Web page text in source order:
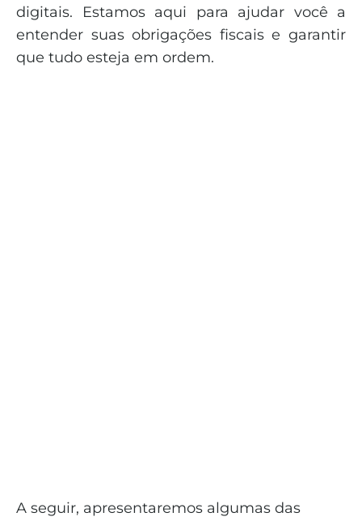
digitais. Estamos aqui para ajudar você a
entender suas obrigações fiscais e garantir
que tudo esteja em ordem.
A seguir, apresentaremos algumas das